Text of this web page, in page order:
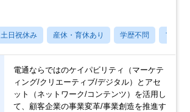
土日祝休み 産休・育休あり 学歴不問 フレッ
電通ならではのケイパビリティ（マーケテ
ィング/クリエーティブ/デジタル）とアセ
ット（ネットワーク/コンテンツ）を活用し
て、顧客企業の事業変革/事業創造を推進す